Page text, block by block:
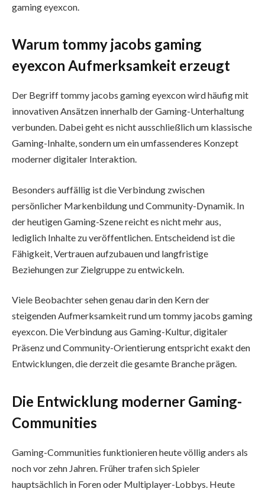
gaming eyexcon.
Warum tommy jacobs gaming
eyexcon Aufmerksamkeit erzeugt
Der Begriff tommy jacobs gaming eyexcon wird häufig mit
innovativen Ansätzen innerhalb der Gaming-Unterhaltung
verbunden. Dabei geht es nicht ausschließlich um klassische
Gaming-Inhalte, sondern um ein umfassenderes Konzept
moderner digitaler Interaktion.
Besonders auffällig ist die Verbindung zwischen
persönlicher Markenbildung und Community-Dynamik. In
der heutigen Gaming-Szene reicht es nicht mehr aus,
lediglich Inhalte zu veröffentlichen. Entscheidend ist die
Fähigkeit, Vertrauen aufzubauen und langfristige
Beziehungen zur Zielgruppe zu entwickeln.
Viele Beobachter sehen genau darin den Kern der
steigenden Aufmerksamkeit rund um tommy jacobs gaming
eyexcon. Die Verbindung aus Gaming-Kultur, digitaler
Präsenz und Community-Orientierung entspricht exakt den
Entwicklungen, die derzeit die gesamte Branche prägen.
Die Entwicklung moderner Gaming-
Communities
Gaming-Communities funktionieren heute völlig anders als
noch vor zehn Jahren. Früher trafen sich Spieler
hauptsächlich in Foren oder Multiplayer-Lobbys. Heute